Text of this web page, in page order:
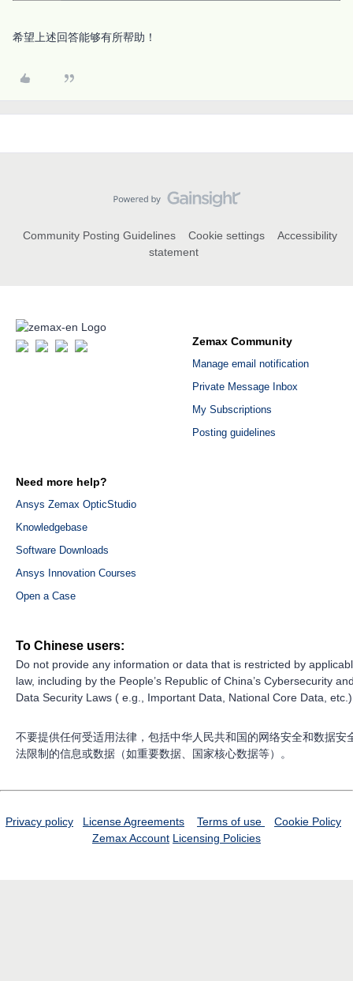
希望上述回答能够有所帮助！
Community Posting Guidelines Cookie settings
Accessibility
statement
Zemax Community
Manage email notification
Private Message Inbox
My Subscriptions
Posting guidelines
Need more help?
Ansys Zemax OpticStudio
Knowledgebase
Software Downloads
Ansys Innovation Courses
Open a Case
To Chinese users:
Do not provide any information or data that is restricted by
law, including by the People’s Republic of China’s Cybersecurity
Data Security Laws ( e.g., Important Data, National Core Data,
不要提供任何受适用法律，包括中华人民共和国的网络安全和数据安
法限制的信息或数据（如重要数据、国家核心数据等）。
Privacy policy License Agreements Terms of use
Cookie Policy
Zemax Account Licensing Policies